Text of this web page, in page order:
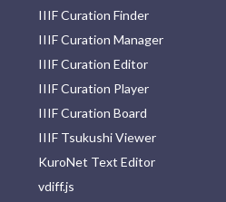
IIIF Curation Finder
IIIF Curation Manager
IIIF Curation Editor
IIIF Curation Player
IIIF Curation Board
IIIF Tsukushi Viewer
KuroNet Text Editor
vdiff.js